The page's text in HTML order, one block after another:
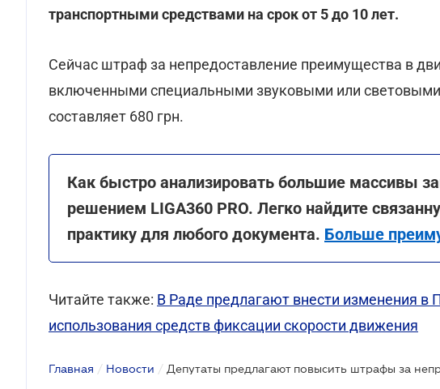
транспортными средствами на срок от 5 до 10 лет.
Сейчас штраф за непредоставление преимущества в
включенными специальными звуковыми или
составляет 680 грн.
Как быстро анализировать большие массивы
решением LIGA360 PRO. Легко найдите
практику для любого документа. Больше
Читайте также: В Раде предлагают внести изменения в
использования средств фиксации скорости движения
Главная / Новости /